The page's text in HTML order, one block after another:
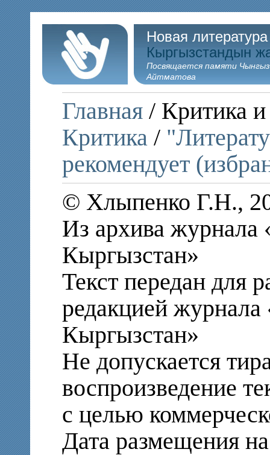
Новая
Кыргызстандын
Посвящается памяти
Айтматова
Главная / Критика и
Критика /
рекомендует
© Хлыпенко Г.Н.,
Из архива журнала
Кыргызстан»
Текст передан для
редакцией
Кыргызстан»
Не допускается
воспроизведение
с целью
Дата размещения